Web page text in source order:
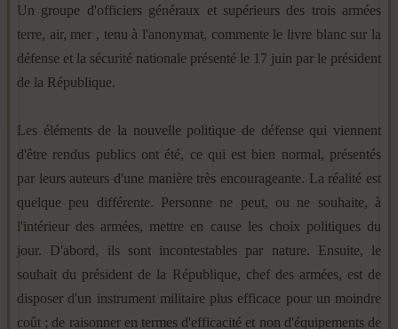
Un groupe d'officiers généraux et supérieurs des trois armées
terre, air, mer , tenu à l'anonymat, commente le livre blanc sur la
défense et la sécurité nationale présenté le 17 juin par le président
de la République.
Les éléments de la nouvelle politique de défense qui viennent
d'être rendus publics ont été, ce qui est bien normal, présentés
par leurs auteurs d'une manière très encourageante. La réalité est
quelque peu différente. Personne ne peut, ou ne souhaite, à
l'intérieur des armées, mettre en cause les choix politiques du
jour. D'abord, ils sont incontestables par nature. Ensuite, le
souhait du président de la République, chef des armées, est de
disposer d'un instrument militaire plus efficace pour un moindre
coût ; de raisonner en termes d'efficacité et non d'équipements de